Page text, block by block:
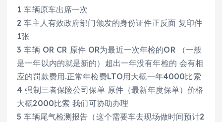
1 车辆原车出席一次
2 车主人有效政府部门颁发的身份证件正反面 复印件
1张
3 车辆 OR CR 原件 OR为最近一次年检的OR （一般
是一年以内的就是新的）超出一年没有年检的 会有相
应的罚款费用.正常年检费LTO用大概一年4000比索
4 强制三者保险公司保单 原件（最新年度保单）价格
大概2000比索 我们可协助办理
5 车辆尾气检测报告（这个需要车去现场做时间预计2